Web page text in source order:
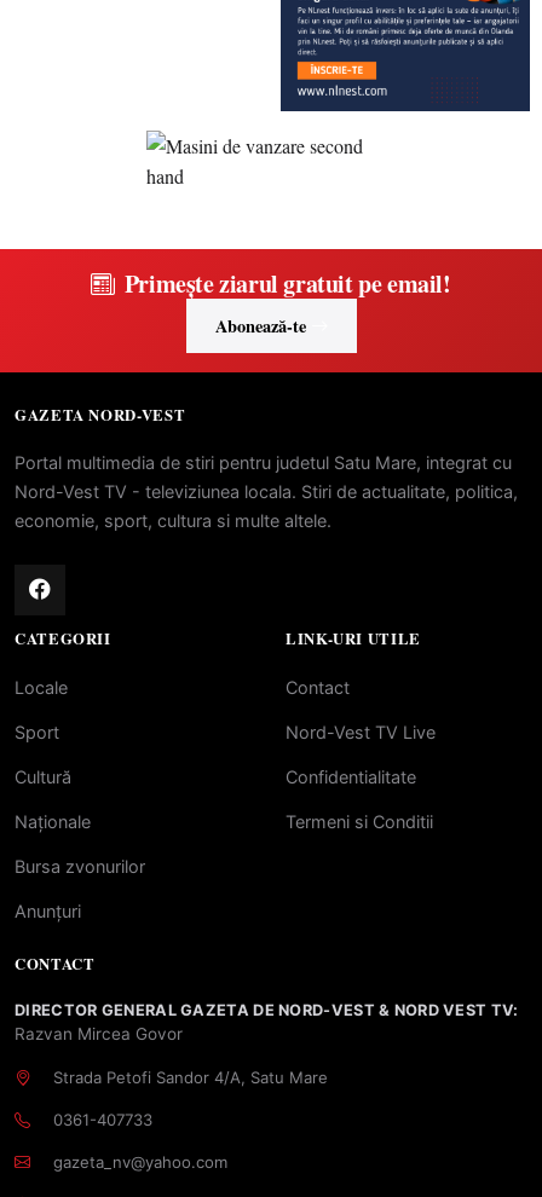
Primește ziarul gratuit pe email!
Abonează-te
GAZETA NORD-VEST
Portal multimedia de stiri pentru judetul Satu Mare, integrat cu
Nord-Vest TV - televiziunea locala. Stiri de actualitate, politica,
economie, sport, cultura si multe altele.
CATEGORII
Locale
Sport
Cultură
Naționale
Bursa zvonurilor
Anunțuri
LINK-URI UTILE
Contact
Nord-Vest TV Live
Confidentialitate
Termeni si Conditii
CONTACT
DIRECTOR GENERAL GAZETA DE NORD-VEST & NORD VEST TV:
Razvan Mircea Govor
Strada Petofi Sandor 4/A, Satu Mare
0361-407733
gazeta_nv@yahoo.com